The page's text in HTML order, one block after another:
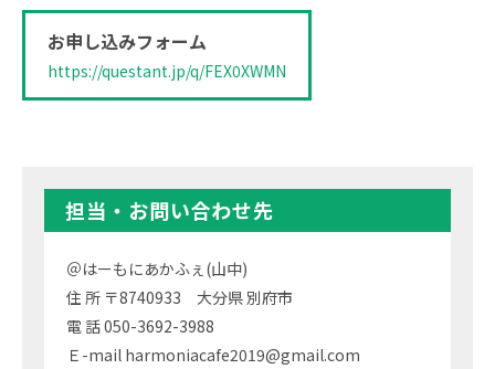
お申し込みフォーム
https://questant.jp/q/FEX0XWMN
担当・お問い合わせ先
＠はーもにあかふぇ(山中)
住 所 〒8740933 大分県 別府市
電 話 050-3692-3988
Ｅ-mail harmoniacafe2019@gmail.com